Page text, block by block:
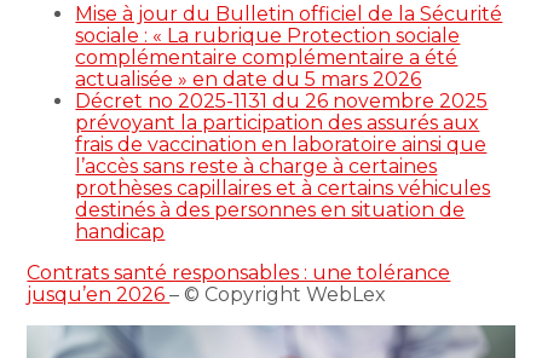
Mise à jour du Bulletin officiel de la Sécurité
sociale : « La rubrique Protection sociale
complémentaire complémentaire a été
actualisée » en date du 5 mars 2026
Décret no 2025-1131 du 26 novembre 2025
prévoyant la participation des assurés aux
frais de vaccination en laboratoire ainsi que
l’accès sans reste à charge à certaines
prothèses capillaires et à certains véhicules
destinés à des personnes en situation de
handicap
Contrats santé responsables : une tolérance
jusqu’en 2026– © Copyright WebLex